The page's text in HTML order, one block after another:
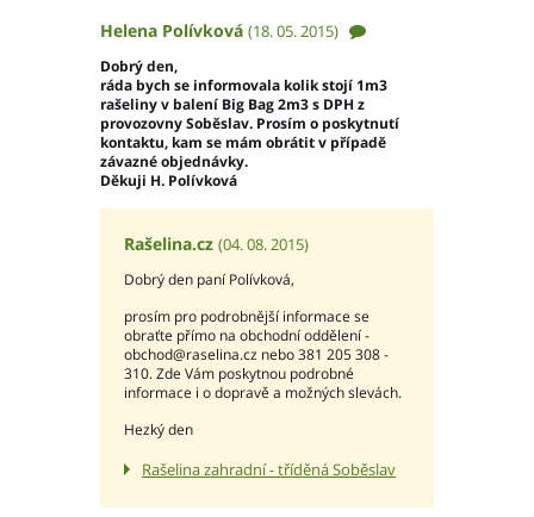
Obchodní podmínky
Pro akcionáře
Certifikáty
Poradna
Fotogalerie
Soubory ke stažení
Středočeský kraj
Jihočeský kraj
Helena Polívková (18. 05. 2015)
Dobrý den,
ráda bych se informovala kolik stojí 1m3
rašeliny v balení Big Bag 2m3 s DPH z
provozovny Soběslav. Prosím o poskytnutí
kontaktu, kam se mám obrátit v případě
závazné objednávky.
Děkuji H. Polívková
Rašelina.cz (04. 08. 2015)
Dobrý den paní Polívková,
prosím pro podrobnější informace se
obraťte přímo na obchodní oddělení -
obchod@raselina.cz nebo 381 205 308 -
310. Zde Vám poskytnou podrobné
informace i o dopravě a možných slevách.
Hezký den
Rašelina zahradní - tříděná Soběslav